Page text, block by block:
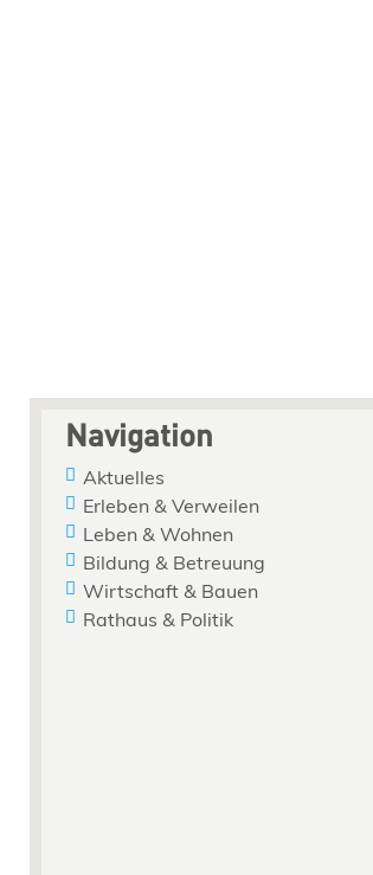
Navigation
Aktuelles
Erleben & Verweilen
Leben & Wohnen
Bildung & Betreuung
Wirtschaft & Bauen
Rathaus & Politik